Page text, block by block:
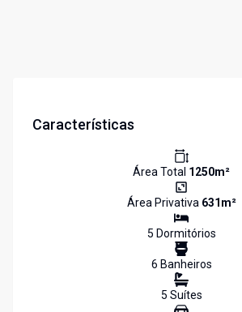
Características
Área Total 1250m²
Área Privativa 631m²
5 Dormitórios
6 Banheiros
5 Suítes